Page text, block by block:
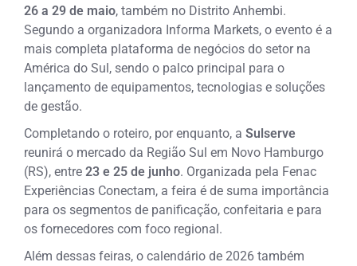
26 a 29 de maio, também no Distrito Anhembi.
Segundo a organizadora Informa Markets, o evento é a
mais completa plataforma de negócios do setor na
América do Sul, sendo o palco principal para o
lançamento de equipamentos, tecnologias e soluções
de gestão.
Completando o roteiro, por enquanto, aSulserve
reunirá o mercado da Região Sul em Novo Hamburgo
(RS), entre23 e 25 de junho. Organizada pela Fenac
Experiências Conectam, a feira é de suma importância
para os segmentos de panificação, confeitaria e para
os fornecedores com foco regional.
Além dessas feiras, o calendário de 2026 também